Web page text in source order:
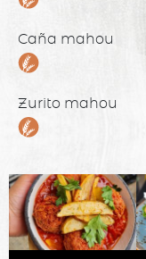
Caña mahou
Zurito mahou